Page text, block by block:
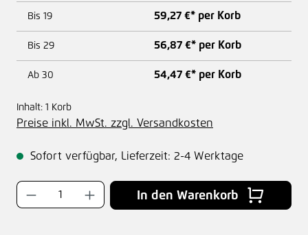
Bis 19 59,27 €* per Korb
Bis 29 56,87 €* per Korb
Ab 30 54,47 €* per Korb
Inhalt: 1 Korb
Preise inkl. MwSt. zzgl. Versandkosten
Sofort verfügbar, Lieferzeit: 2-4 Werktage
Produkt Anzahl: Gib den gewünschten
In den Warenkorb